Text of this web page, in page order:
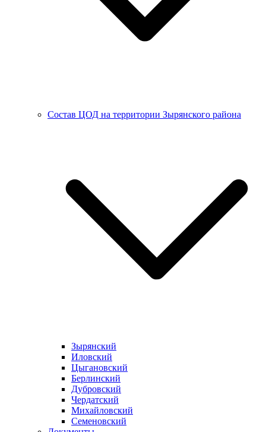
Состав ЦОД на территории Зырянского района
Зырянский
Иловский
Цыгановский
Берлинский
Дубровский
Чердатский
Михайловский
Семеновский